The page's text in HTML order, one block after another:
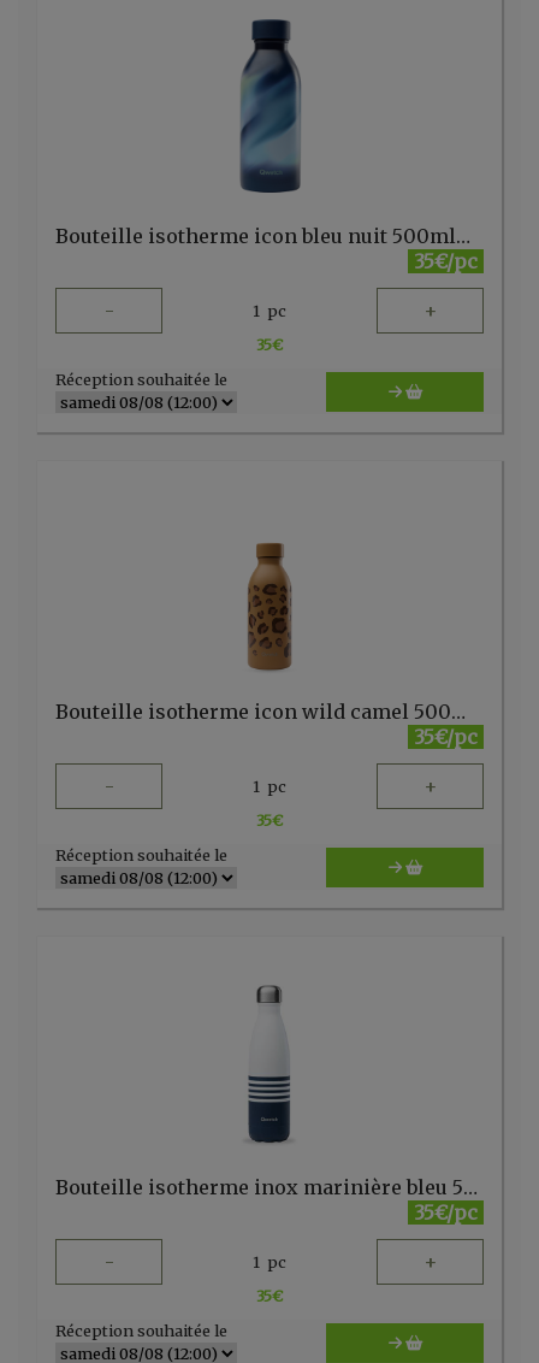
Bouteille isotherme icon bleu nuit 500mlQwetch
35€/pc
- 1 pc +
35€
Réception souhaitée le
Bouteille isotherme icon wild camel 500ml Qwetch
35€/pc
- 1 pc +
35€
Réception souhaitée le
Bouteille isotherme inox marinière bleu 500ml Qwetch
35€/pc
- 1 pc +
35€
Réception souhaitée le